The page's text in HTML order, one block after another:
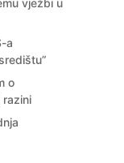
vježbi u
a
o